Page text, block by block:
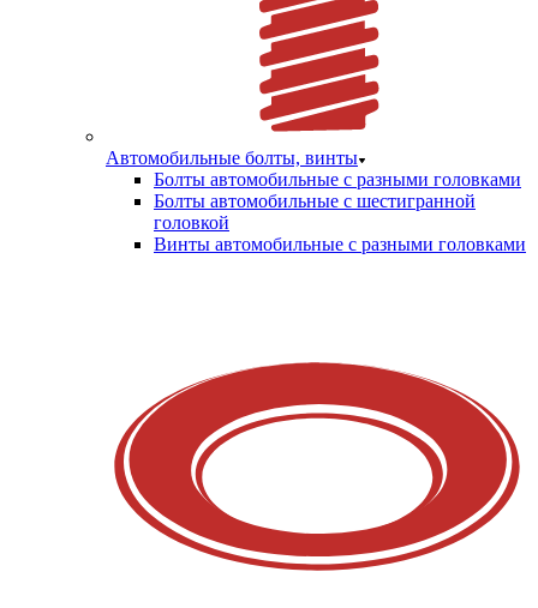
Автомобильные болты, винты
Болты автомобильные с разными головками
Болты автомобильные с шестигранной
головкой
Винты автомобильные с разными головками